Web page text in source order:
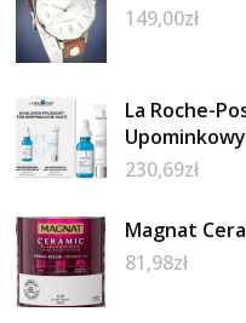
149,00zł
La Roche-
230,69zł
Magnat
81,98zł